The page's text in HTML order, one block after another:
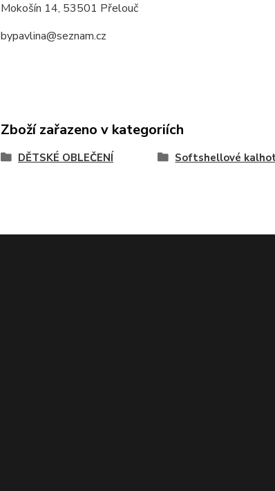
Mokošín 14, 53501 Přelouč
bypavlina@seznam.cz
Zboží zařazeno v kategoriích
DĚTSKÉ OBLEČENÍ Softshellové